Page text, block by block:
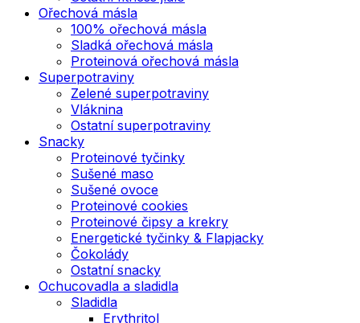
Ořechová másla
100% ořechová másla
Sladká ořechová másla
Proteinová ořechová másla
Superpotraviny
Zelené superpotraviny
Vláknina
Ostatní superpotraviny
Snacky
Proteinové tyčinky
Sušené maso
Sušené ovoce
Proteinové cookies
Proteinové čipsy a krekry
Energetické tyčinky & Flapjacky
Čokolády
Ostatní snacky
Ochucovadla a sladidla
Sladidla
Erythritol